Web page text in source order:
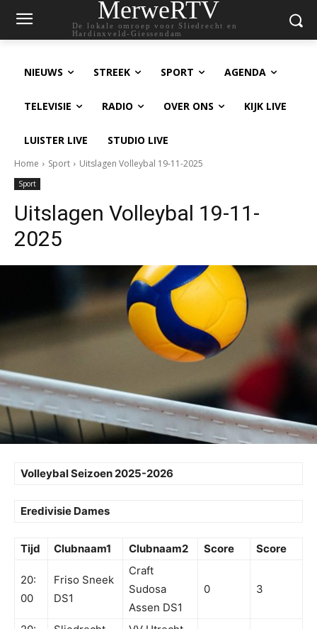
MerweRTV
De lokale omroep voor Sliedrecht en
Hardinxveld-Giessendam
NIEUWS STREEK SPORT AGENDA
TELEVISIE RADIO OVER ONS KIJK LIVE
LUISTER LIVE STUDIO LIVE
Home Sport Uitslagen Volleybal 19-11-2025
Sport
Uitslagen Volleybal 19-11-
2025
Volleybal Seizoen 2025-2026
Eredivisie Dames
Tijd Clubnaam1 Clubnaam2 Score Score
20:
00
Friso Sneek
DS1
Craft
Sudosa
Assen DS1
0 3